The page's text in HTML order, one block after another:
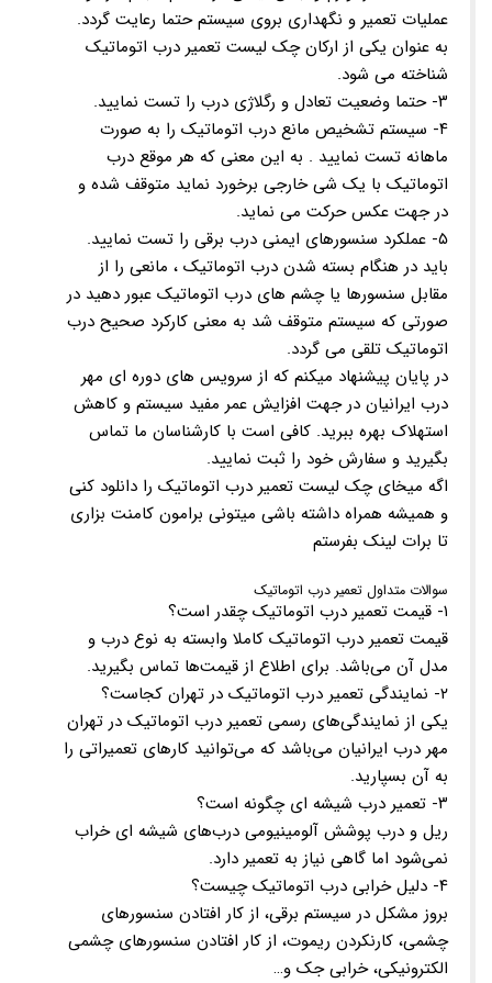
عملیات تعمیر و نگهداری بروی سیستم حتما رعایت گردد.
به عنوان یکی از ارکان چک لیست تعمیر درب اتوماتیک
شناخته می شود.
۳- حتما وضعیت تعادل و رگلاژی درب را تست نمایید.
۴- سیستم تشخیص مانع درب اتوماتیک را به صورت
ماهانه تست نمایید . به این معنی که هر موقع درب
اتوماتیک با یک شی خارجی برخورد نماید متوقف شده و
در جهت عکس حرکت می نماید.
۵- عملکرد سنسورهای ایمنی درب برقی را تست نمایید.
باید در هنگام بسته شدن درب اتوماتیک ، مانعی را از
مقابل سنسورها یا چشم های درب اتوماتیک عبور دهید در
صورتی که سیستم متوقف شد به معنی کارکرد صحیح درب
اتوماتیک تلقی می گردد.
در پایان پیشنهاد میکنم که از سرویس های دوره ای مهر
درب ایرانیان در جهت افزایش عمر مفید سیستم و کاهش
استهلاک بهره ببرید. کافی است با کارشناسان ما تماس
بگیرید و سفارش خود را ثبت نمایید.
اگه میخای چک لیست تعمیر درب اتوماتیک را دانلود کنی
و همیشه همراه داشته باشی میتونی برامون کامنت بزاری
تا برات لینک بفرستم
سوالات متداول تعمیر درب اتوماتیک
۱- قیمت تعمیر درب اتوماتیک چقدر است؟
قیمت تعمیر درب اتوماتیک کاملا وابسته به نوع درب و
مدل آن می‌باشد. برای اطلاع از قیمت‌ها تماس بگیرید.
۲- نمایندگی تعمیر درب اتوماتیک در تهران کجاست؟
یکی از نمایندگی‌های رسمی تعمیر درب اتوماتیک در تهران
مهر درب ایرانیان می‌باشد که می‌توانید کارهای تعمیراتی را
به آن بسپارید.
۳- تعمیر درب شیشه ای چگونه است؟
ریل و درب پوشش آلومینیومی درب‌های شیشه ای خراب
نمی‌شود اما گاهی نیاز به تعمیر دارد.
۴- دلیل خرابی درب اتوماتیک چیست؟
بروز مشکل در سیستم برقی، از کار افتادن سنسورهای
چشمی، کارنکردن ریموت، از کار افتادن سنسورهای چشمی
الکترونیکی، خرابی جک و…